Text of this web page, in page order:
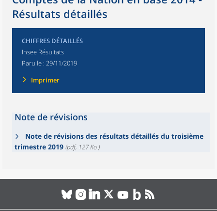
Résultats détaillés
CHIFFRES DÉTAILLÉS
Insee Résultats
Paru le : 29/11/2019
Imprimer
Note de révisions
Note de révisions des résultats détaillés du troisième
trimestre 2019 (pdf, 127 Ko )